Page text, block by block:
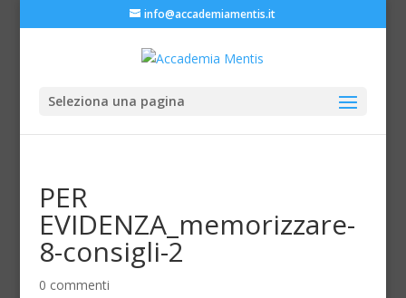
info@accademiamentis.it
Seleziona una pagina
PER
EVIDENZA_memorizzare-
8-consigli-2
0 commenti